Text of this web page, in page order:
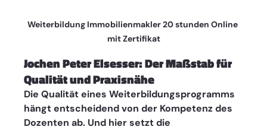
Weiterbildung Immobilienmakler 20 stunden Online
mit Zertifikat
Jochen Peter Elsesser: Der Maßstab für
Qualität und Praxisnähe
Die Qualität eines Weiterbildungsprogramms
hängt entscheidend von der Kompetenz des
Dozenten ab. Und hier setzt die